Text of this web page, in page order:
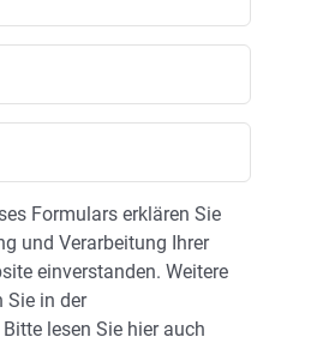
Formulars erklären Sie
und Verarbeitung Ihrer
einverstanden. Weitere
Sie in der
Bitte lesen Sie hier auch